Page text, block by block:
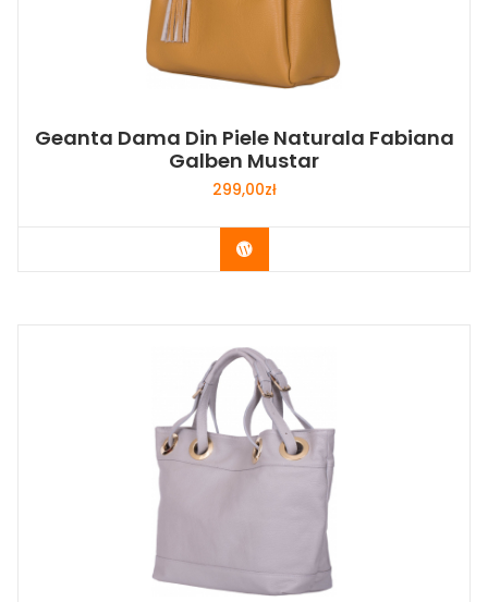
Geanta Dama Din Piele Naturala Fabiana
Galben Mustar
299,00zł
Buy Now